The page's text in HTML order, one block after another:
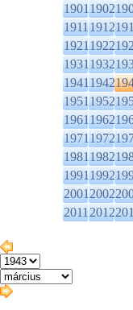
19011902
19111912
19211922
19311932
19411942
19511952
19611962
19711972
19811982
19911992
20012002
20112012